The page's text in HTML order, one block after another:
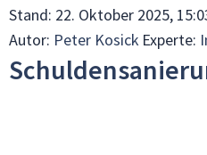
Stand: 22. Oktober 2025,
Autor: Peter Kosick Experte: